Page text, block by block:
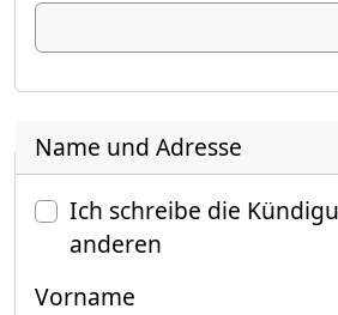
Name und Adresse
Ich schreibe die
anderen
Vorname